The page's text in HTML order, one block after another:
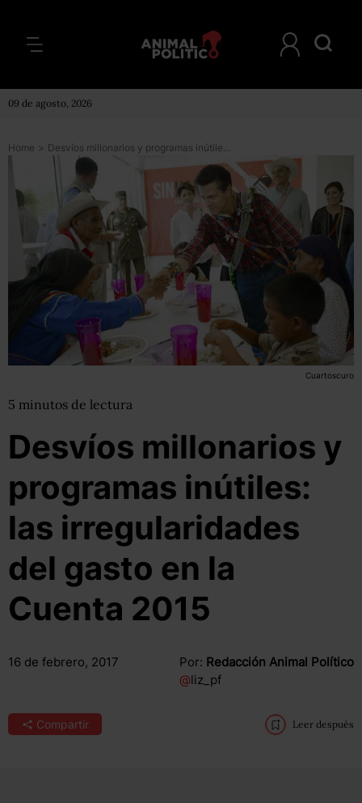
09 de agosto, 2026
Home > Desvíos millonarios y programas inútiles: las irregularidades del gasto en la Cuenta 2015
Cuartoscuro
5 minutos de lectura
Desvíos millonarios y
programas inútiles:
las irregularidades
del gasto en la
Cuenta 2015
16 de febrero, 2017 Por: Redacción Animal Político
@liz_pf
Compartir Leer después